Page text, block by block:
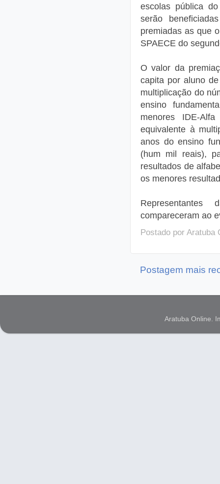
escolas pública
serão
premiadas as que
SPAECE do
O valor da
capita por aluno
multiplicação do
ensino
menores IDE-
equivalente à
anos do ensino
(hum mil reais),
resultados de
os menores
compareceram ao
Postado por Aratuba
Postagem mais
Aratuba Online.